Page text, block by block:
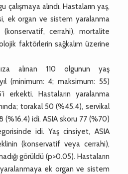
çalışmaya alındı. Hastaların yaş,
ek organ ve sistem yaralanma
(konservatif, cerrahi), mortalite
faktörlerin sağkalım üzerine
alınan 110 olgunun yaş
yıl (minimum: 4; maksimum: 55)
erkekti. Hastaların yaralanma
torakal 50 (%45.4), servikal
(%16.4) idi. ASIA skoru 77 (%70)
idi. Yaş cinsiyet, ASIA
(konservatif veya cerrahi),
görüldü (p>0.05). Hastaların
ek organ ve sistem